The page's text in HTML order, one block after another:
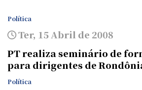
Política
Ter, 15 Abril de 2008
PT realiza seminário de
para dirigentes de
Política